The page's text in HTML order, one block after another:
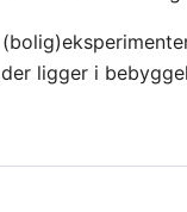
ligger i